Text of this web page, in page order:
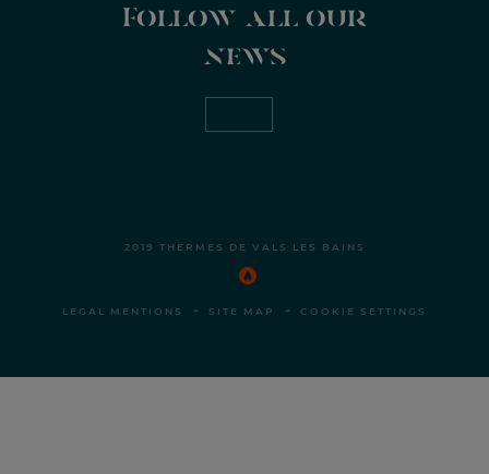
Follow all our
news
2019 THERMES DE VALS LES BAINS
LEGAL MENTIONS - SITE MAP - COOKIE SETTINGS